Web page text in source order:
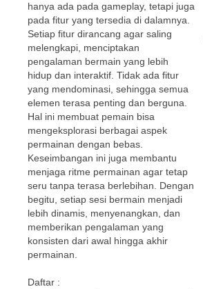
hanya ada pada gameplay, tetapi juga
pada fitur yang tersedia di dalamnya.
Setiap fitur dirancang agar saling
melengkapi, menciptakan
pengalaman bermain yang lebih
hidup dan interaktif. Tidak ada fitur
yang mendominasi, sehingga semua
elemen terasa penting dan berguna.
Hal ini membuat pemain bisa
mengeksplorasi berbagai aspek
permainan dengan bebas.
Keseimbangan ini juga membantu
menjaga ritme permainan agar tetap
seru tanpa terasa berlebihan. Dengan
begitu, setiap sesi bermain menjadi
lebih dinamis, menyenangkan, dan
memberikan pengalaman yang
konsisten dari awal hingga akhir
permainan.
Daftar :